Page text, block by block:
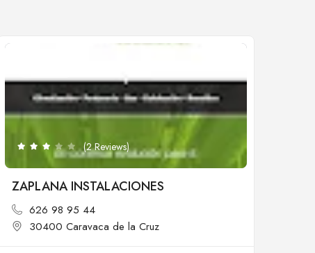
(2 Reviews)
ZAPLANA INSTALACIONES
626 98 95 44
30400 Caravaca de la Cruz